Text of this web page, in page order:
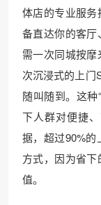
体店的专业服
备直达你的客厅
需一次同城按
次沉浸式的上门
随叫随到。这
下人群对便捷
据，超过90%
方式，因为省
值。